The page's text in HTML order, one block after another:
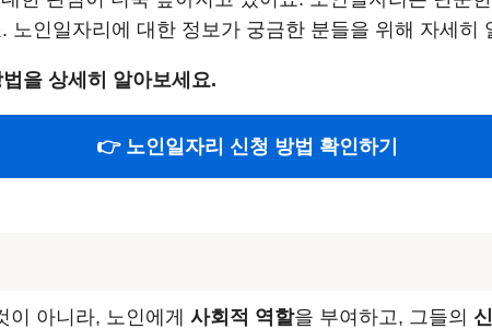
노인일자리에 대한 정보가 궁금한 분들을 위해 자세히
을 상세히 알아보세요.
👉 노인일자리 신청 방법 확인하기
이 아니라, 노인에게 사회적 역할을 부여하고, 그들의